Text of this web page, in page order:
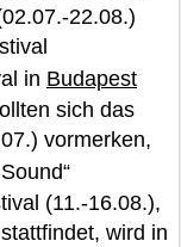
22.08.)
in Budapest
sich das
vormerken,
Sound“
(11.-16.08.),
wird in